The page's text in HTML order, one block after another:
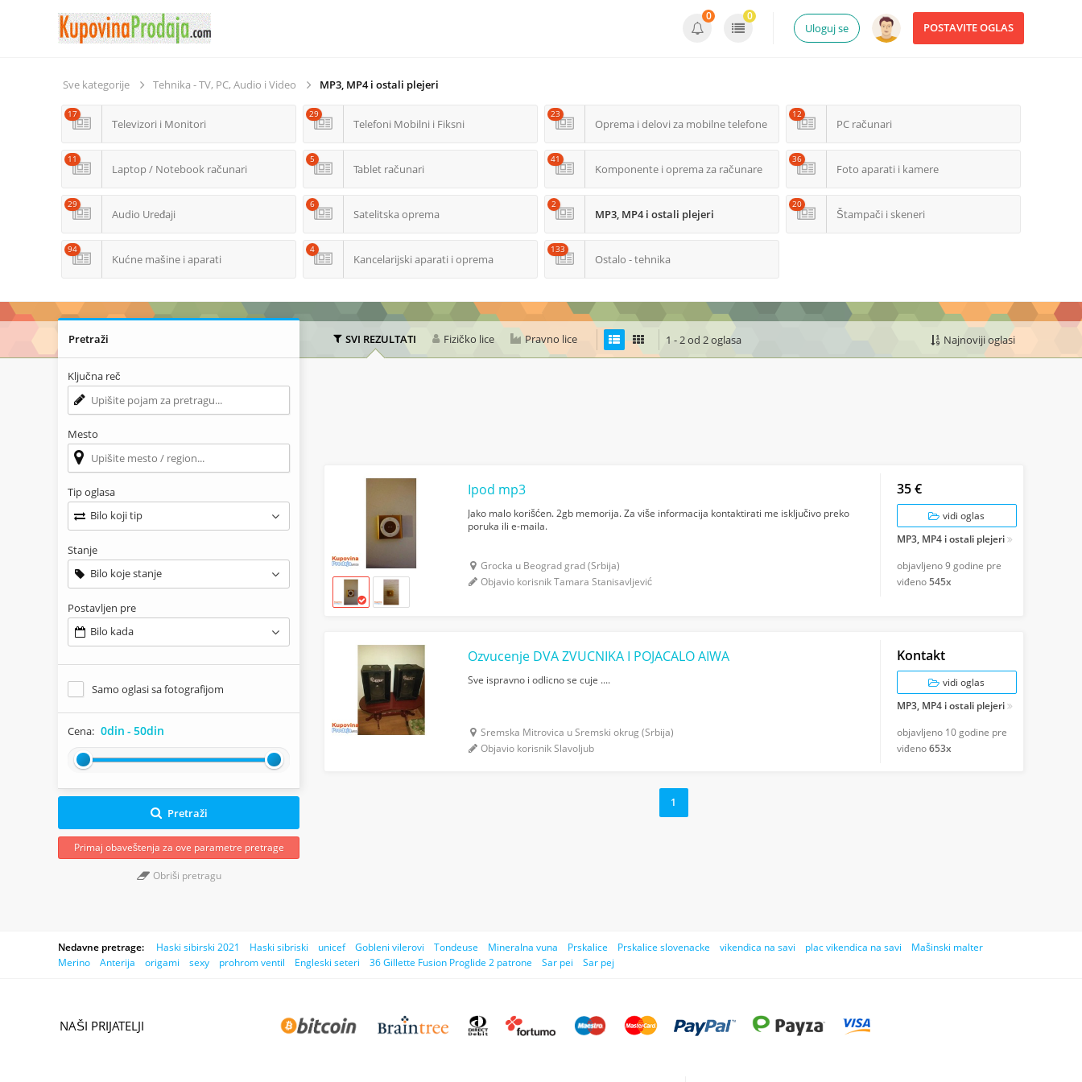
POSTAVITE OGLAS
Uloguj se
0 0
Sve kategorije Tehnika - TV, PC, Audio i Video MP3, MP4 i ostali plejeri
Televizori i Monitori
17
Telefoni Mobilni i Fiksni
29
Oprema i delovi za mobilne telefone
23
PC računari
12
Laptop / Notebook računari
11
Tablet računari
5
Komponente i oprema za računare
41
Foto aparati i kamere
36
Audio Uređaji
29
Satelitska oprema
6
MP3, MP4 i ostali plejeri
2
Štampači i skeneri
20
Kućne mašine i aparati
94
Kancelarijski aparati i oprema
4
Ostalo - tehnika
133
SVI REZULTATI Fizičko lice Pravno lice 1 - 2 od 2 oglasa Najnoviji oglasi
Ipod mp3
Jako malo korišćen. 2gb memorija. Za više informacija kontaktirati me isključivo preko
poruka ili e-maila.
Grocka u Beograd grad (Srbija)
Objavio korisnik Tamara Stanisavljević
35 €
vidi oglas
MP3, MP4 i ostali plejeri
objavljeno9 godine pre
viđeno545x
Ozvucenje DVA ZVUCNIKA I POJACALO AIWA
Sve ispravno i odlicno se cuje ....
Sremska Mitrovica u Sremski okrug (Srbija)
Objavio korisnik Slavoljub
Kontakt
vidi oglas
MP3, MP4 i ostali plejeri
objavljeno 10 godine pre
viđeno653x
1
Pretraži
Ključna reč
Mesto
Tip oglasa
Bilo koji tip
Stanje
Bilo koje stanje
Postavljen pre
Bilo kada
Samo oglasi sa fotografijom
Cena: 0din - 50din
Pretraži
Primaj obaveštenja za ove parametre pretrage
Obriši pretragu
Nedavne pretrage: Haski sibirski 2021 Haski sibriski unicef Gobleni vilerovi Tondeuse Mineralna vuna Prskalice Prskalice slovenacke vikendica na savi plac vikendica na savi
Mašinski malter
Merino
Anterija origami sexy prohrom ventil Engleski seteri 36 Gillette Fusion Proglide 2 patrone Sar pei Sar pej
NAŠI PRIJATELJI